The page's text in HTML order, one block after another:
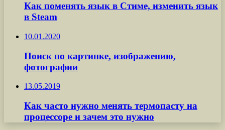
Как поменять язык в Стиме, изменить язык
в Steam
10.01.2020
Поиск по картинке, изображению,
фотографии
13.05.2019
Как часто нужно менять термопасту на
процессоре и зачем это нужно